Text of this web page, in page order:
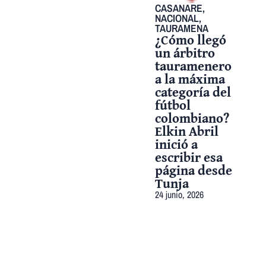
CASANARE,
NACIONAL,
TAURAMENA
¿Cómo llegó
un árbitro
tauramenero
a la máxima
categoría del
fútbol
colombiano?
Elkin Abril
inició a
escribir esa
página desde
Tunja
24 junio, 2026